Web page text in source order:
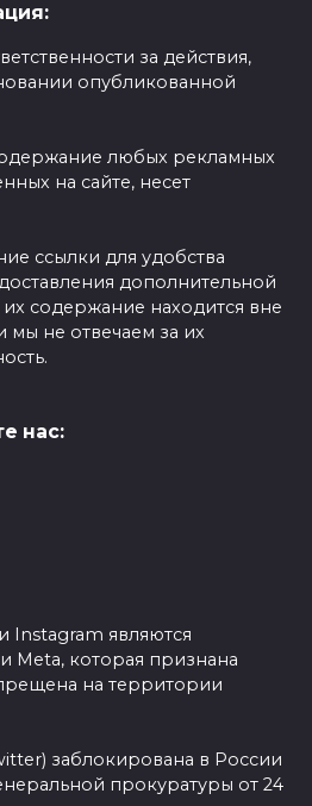
за действия,
опубликованной
любых рекламных
на сайте, несет
ссылки для удобства
дополнительной
содержание находится вне
мы не отвечаем за их
нас:
Instagram являются
Meta, которая признана
на территории
заблокирована в России
прокуратуры от 24